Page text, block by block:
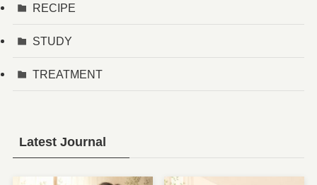
RECIPE
STUDY
TREATMENT
Latest Journal